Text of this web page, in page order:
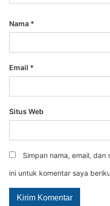
Nama *
Email *
Situs Web
Simpan nama, email,
ini untuk komentar saya